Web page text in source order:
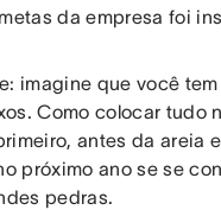
da empresa foi
imagine que você
Como colocar tudo
antes da areia
próximo ano se se
pedras.